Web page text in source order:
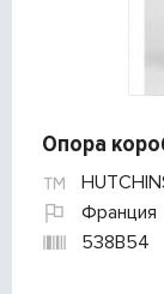
Опора
Франция
538B54